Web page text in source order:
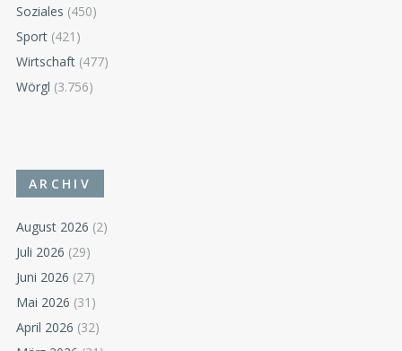
Soziales (450)
Sport (421)
Wirtschaft (477)
Wörgl (3.756)
ARCHIV
August 2026 (2)
Juli 2026 (29)
Juni 2026 (27)
Mai 2026 (31)
April 2026 (32)